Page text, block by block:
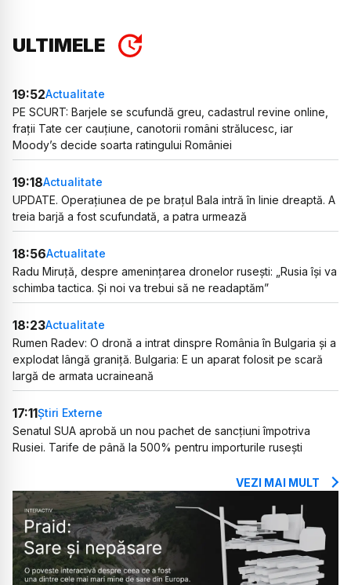
ULTIMELE
19:52Actualitate
PE SCURT: Barjele se scufundă greu, cadastrul revine online,
frații Tate cer cauțiune, canotorii români strălucesc, iar
Moody’s decide soarta ratingului României
19:18Actualitate
UPDATE. Operațiunea de pe brațul Bala intră în linie dreaptă. A
treia barjă a fost scufundată, a patra urmează
18:56Actualitate
Radu Miruță, despre amenințarea dronelor rusești: „Rusia își va
schimba tactica. Și noi va trebui să ne readaptăm”
18:23Actualitate
Rumen Radev: O dronă a intrat dinspre România în Bulgaria și a
explodat lângă graniță. Bulgaria: E un aparat folosit pe scară
largă de armata ucraineană
17:11Știri Externe
Senatul SUA aprobă un nou pachet de sancțiuni împotriva
Rusiei. Tarife de până la 500% pentru importurile rusești
VEZI MAI MULT